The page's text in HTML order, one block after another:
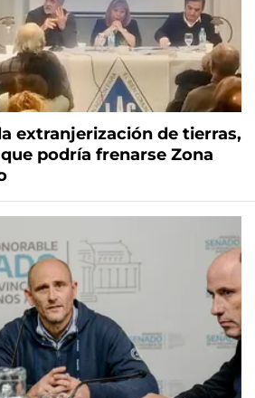
extranjerización de tierras,
podría frenarse Zona